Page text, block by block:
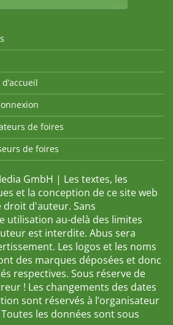
de foires
de foires
GmbH | Les textes, les
et la conception de ce site web
d'auteur. Sans
utilisation au-delà des limites
est interdite. Abus sera
Les logos et les noms
des marques déposées et donc
respectives. Sous réserve de
! Les changements des dates
sont réservés à l’organisateur
les données sont sous